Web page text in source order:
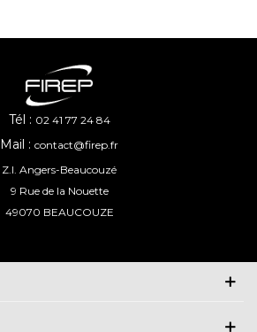
Tél : 02 41 77 24 84
Mail : contact@firep.fr
Z.I. Angers-Beaucouzé
9 Rue de la Nouette
49070 BEAUCOUZE